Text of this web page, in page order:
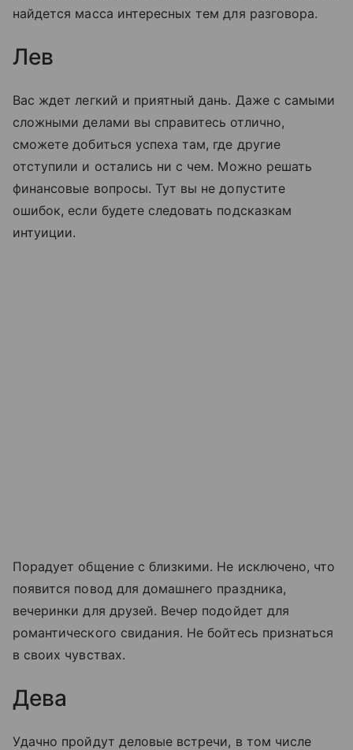
найдется масса интересных тем для разговора.
Лев
Вас ждет легкий и приятный дань. Даже с самыми
сложными делами вы справитесь отлично,
сможете добиться успеха там, где другие
отступили и остались ни с чем. Можно решать
финансовые вопросы. Тут вы не допустите
ошибок, если будете следовать подсказкам
интуиции.
Порадует общение с близкими. Не исключено, что
появится повод для домашнего праздника,
вечеринки для друзей. Вечер подойдет для
романтического свидания. Не бойтесь признаться
в своих чувствах.
Дева
Удачно пройдут деловые встречи, в том числе